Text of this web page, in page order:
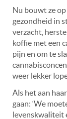
Nu bouwt ze
gezondheid in
verzacht,
koffie met een
pijn en om te
weer lekker
Als het aan
gaan: ‘We
levenskwaliteit